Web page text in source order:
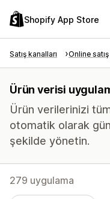
Shopify App Store
Satış kanalları Online satış
Ürün verisi
Ürün verilerinizi
otomatik olarak
şekilde yönetin.
279 uygulama